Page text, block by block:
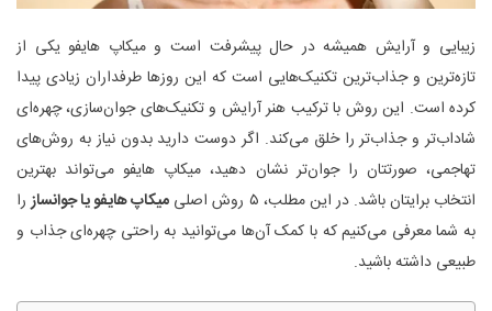
زیبایی و آرایش همیشه در حال پیشرفت است و میکاپ هایفو یکی از
تازه‌ترین و جذاب‌ترین تکنیک‌هایی است که این روزها طرفداران زیادی پیدا
کرده است. این روش با ترکیب هنر آرایش و تکنیک‌های جوان‌سازی، چهره‌ای
شاداب‌تر و جذاب‌تر را خلق می‌کند. اگر دوست دارید بدون نیاز به روش‌های
تهاجمی، صورتتان را جوان‌تر نشان دهید، میکاپ هایفو می‌تواند بهترین
انتخاب برایتان باشد. در این مطلب، ۵ روش اصلی
میکاپ هایفو یا جوانسازرا
به شما معرفی می‌کنیم که با کمک آن‌ها می‌توانید به راحتی چهره‌ای جذاب و
طبیعی داشته باشید.